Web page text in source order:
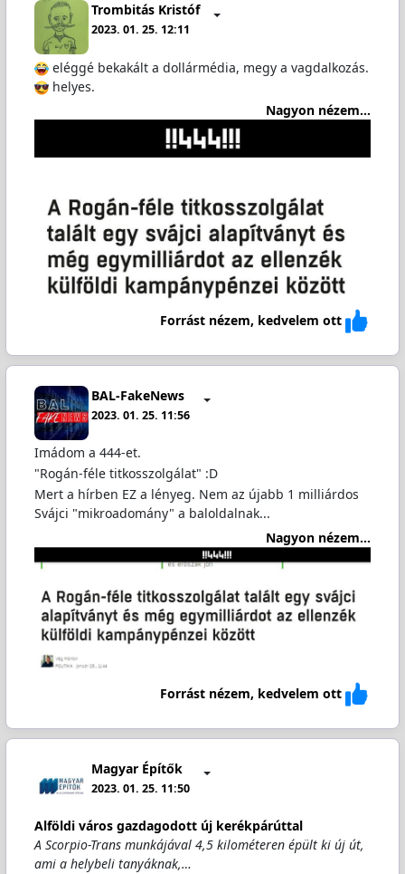
Trombitás Kristóf
2023. 01. 25. 12:11
eléggé bekakált a dollármédia, megy a vagdalkozás.
helyes.
Nagyon nézem...
Forrást nézem, kedvelem ott
BAL-FakeNews
2023. 01. 25. 11:56
Imádom a 444-et.
"Rogán-féle titkosszolgálat" :D
Mert a hírben EZ a lényeg. Nem az újabb 1 milliárdos
Svájci "mikroadomány" a baloldalnak...
Nagyon nézem...
Forrást nézem, kedvelem ott
Magyar Építők
2023. 01. 25. 11:50
Alföldi város gazdagodott új kerékpárúttal
A Scorpio-Trans munkájával 4,5 kilométeren épült ki új út,
ami a helybeli tanyáknak,…